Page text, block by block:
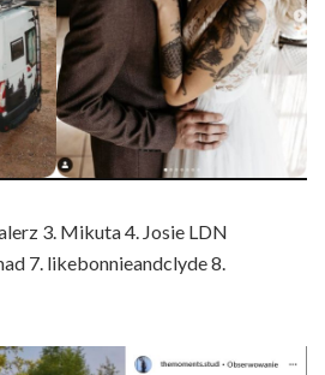
3. Mikuta 4. Josie LDN
7. likebonnieandclyde 8.